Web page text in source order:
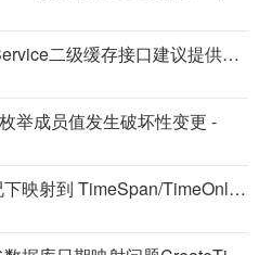
[SqlSugar] ICacheService二级缓存接口建议提供一个异步接口。 -
举成员值发生破坏性变更 -
[SqlSugar] 某些情况下映射到 TimeSpan/TimeOnly 失败 -